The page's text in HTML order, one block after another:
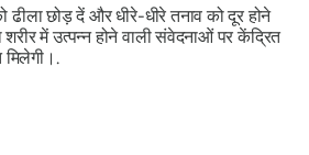
ढीला छोड़ दें और धीरे-धीरे तनाव को दूर होने
में उत्पन्न होने वाली संवेदनाओं पर केंद्रित